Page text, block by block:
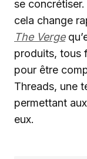
se
cela change
The Verge
produits, tous
pour être
Threads, une
permettant
eux.